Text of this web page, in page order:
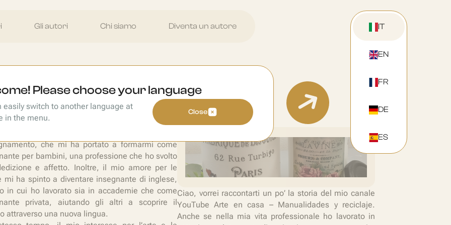
Gli autori Chi siamo Diventa un autore
EN
FR
DE
IT
ES
Please choose your language
easily switch to another language at
in the menu.
Close
Flores
che mi ha portato a formarmi come
per bambini, una professione che ho svolto
e affetto. Inoltre, il mio amore per le
mi ha spinto a diventare insegnante di inglese,
in cui ho lavorato sia in accademie che come
privata, aiutando gli altri a scoprire il
attraverso una nuova lingua.
Ciao, vorrei raccontarti un po’ la storia del mio canale
YouTube Arte en casa – Manualidades y reciclaje.
Anche se nella mia vita professionale ho lavorato in